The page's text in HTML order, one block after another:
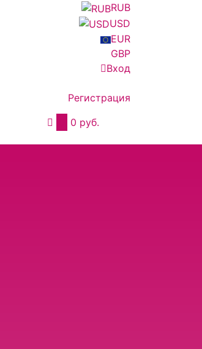
RUB
USD
EUR
GBP
Вход
Регистрация
0 руб.